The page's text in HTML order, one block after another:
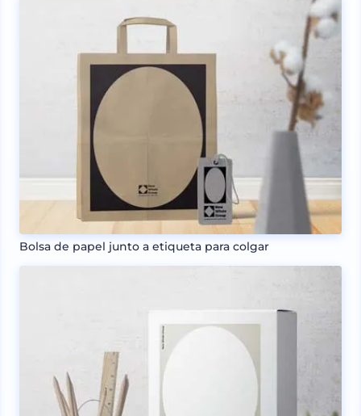
Bolsa de papel junto a etiqueta para colgar